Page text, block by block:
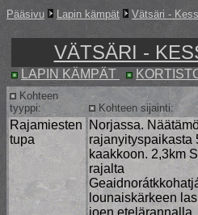
Pääsivu Lapin kämpät Vätsäri -
VÄTSÄRI -
LAPIN KÄMPÄT
Kohteen
tyyppi:
Kohteen sijainti:
Rajamiesten
tupa
Norjassa.
rajanyityspaikasta
kaakkoon. 2,3km
rajalta
lounaiskärkeen
joen